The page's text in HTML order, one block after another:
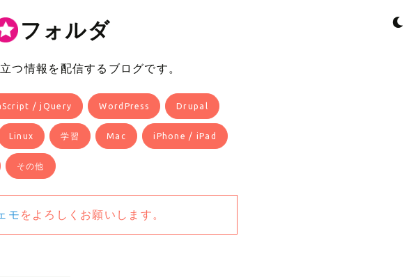
フォルダ
つ情報を配信するブログです。
/ jQuery WordPress Drupal
Linux 学習 Mac iPhone / iPad
その他
モ をよろしくお願いします。